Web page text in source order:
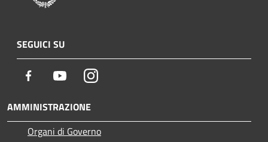
SEGUICI SU
Facebook YoutubeInstagram
AMMINISTRAZIONE
Organi di Governo